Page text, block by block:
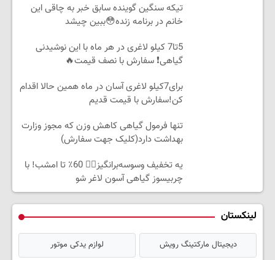
تیکه سنگین گوینده سابق خبر به چاقی این
خانم در برنامه زنده😳ببین چیشد
5تا7 کیلو لاغری در هر ماه با این نوشیدنی
گیاهی❗ سفارش با نصف قیمت🔥
برای7کیلو لاغری آسان در ماه همین حالا اقدام
کن!سفارش با قیمت قدیم
تنها فرمول گیاهی کاهش وزن که مجوز وزارت
بهداشت دارد(کلیک جهت سفارش)
یه تخفیف وسوسه‌برانگیز👈🏻 60٪ تا امشب! با
چربیسوز گیاهی آسون لاغر شو
لینکستان
دیجیتال مارکتینگ رویش لوازم یدکی موتور